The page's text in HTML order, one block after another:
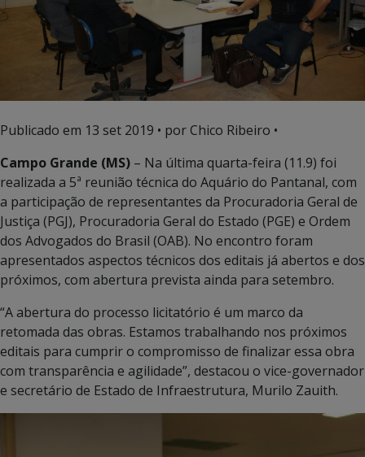
Publicado em 13 set 2019 • por Chico Ribeiro •
Campo Grande (MS) – Na última quarta-feira (11.9) foi
realizada a 5ª reunião técnica do Aquário do Pantanal, com
a participação de representantes da Procuradoria Geral de
Justiça (PGJ), Procuradoria Geral do Estado (PGE) e Ordem
dos Advogados do Brasil (OAB). No encontro foram
apresentados aspectos técnicos dos editais já abertos e dos
próximos, com abertura prevista ainda para setembro.
“A abertura do processo licitatório é um marco da
retomada das obras. Estamos trabalhando nos próximos
editais para cumprir o compromisso de finalizar essa obra
com transparência e agilidade”, destacou o vice-governador
e secretário de Estado de Infraestrutura, Murilo Zauith.